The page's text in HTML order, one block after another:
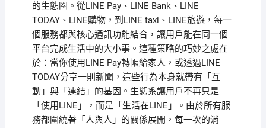
的生態圈。從LINE Pay、LINE Bank、LINE
TODAY、LINE購物，到LINE taxi、LINE旅遊，每一
個服務都與核心通訊功能結合，讓用戶能在同一個
平台完成生活中的大小事。這種策略的巧妙之處在
於：當你使用LINE Pay轉帳給家人，或透過LINE
TODAY分享一則新聞，這些行為本身就帶有「互
動」與「連結」的基因。生態系讓用戶不再只是
「使用LINE」，而是「生活在LINE」。由於所有服
務都圍繞著「人與人」的關係展開，每一次的消